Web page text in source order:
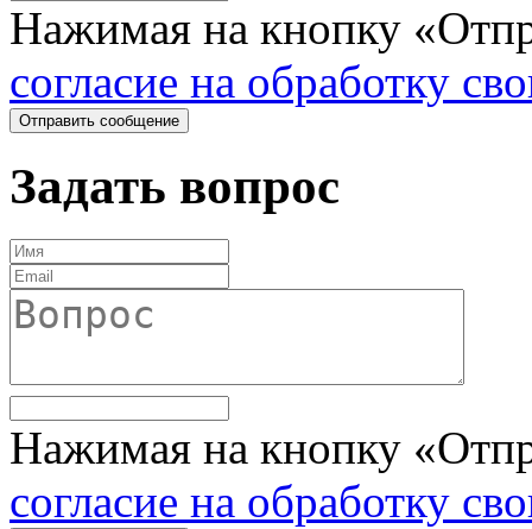
Нажимая на кнопку
согласие на обработку
Задать вопрос
Нажимая на кнопку
согласие на обработку